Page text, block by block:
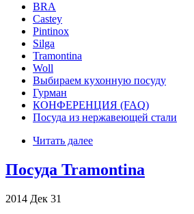
BRA
Castey
Pintinox
Silga
Tramontina
Woll
Выбираем кухонную посуду
Гурман
КОНФЕРЕНЦИЯ (FAQ)
Посуда из нержавеющей стали
Читать далее
Посуда Tramontina
2014 Дек 31